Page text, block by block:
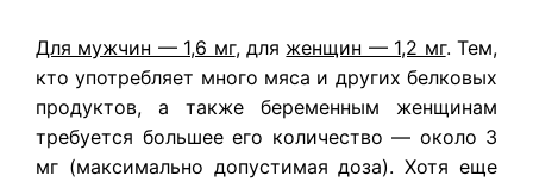
Для мужчин — 1,6 мг, для женщин — 1,2 мг. Тем,
кто употребляет много мяса и других белковых
продуктов, а также беременным женщинам
требуется большее его количество — около 3
мг (максимально допустимая доза). Хотя еще